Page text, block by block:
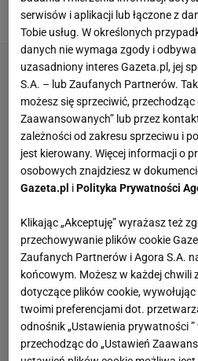
Karolina Kurek,13
serwisów i aplikacji lub łączone z
Tobie usług. W określonych
danych nie wymaga zgody i
uzasadniony interes Gazeta.pl, jej
S.A. – lub Zaufanych Partnerów.
możesz się sprzeciwić, przechodząc
Zaawansowanych” lub przez
zależności od zakresu sprzeciwu i
jest kierowany. Więcej informacji o
osobowych znajdziesz w
Gazeta.pl iPolityka Prywatności
Klikając „Akceptuję” wyrażasz też
przechowywanie plików cookie
Zaufanych Partnerów i Agora S.A.
końcowym. Możesz w każdej chwili
dotyczące plików cookie,
twoimi preferencjami dot.
odnośnik „Ustawienia prywatności
przechodząc do „Ustawień